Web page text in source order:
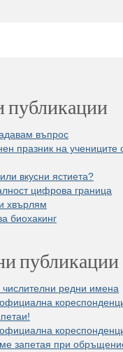
публикации
въпрос
празник на
вкусни ястиета?
цифрова граница
хвърлям
биохакинг
публикации
числителни редни имена
запетая при